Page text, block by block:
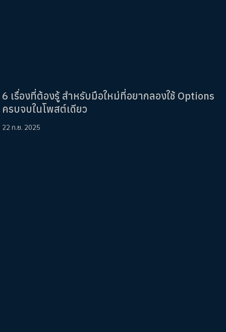
6 เรื่องที่ต้องรู้ สำหรับมือใหม่ที่อยากลองใช้ Options
ครบจบในโพสต์เดียว
22 ก.ย. 2025